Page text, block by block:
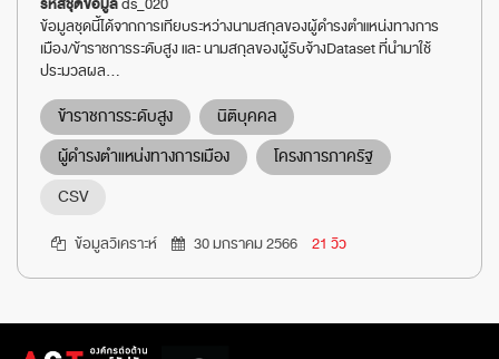
ข้อมูลชุดนี้ได้จากการเทียบระหว่างนามสกุลของผู้ดำรงตำแหน่งทางการ
เมือง/ข้าราชการระดับสูง และ นามสกุลของผู้รับจ้างDataset ที่นำมาใช้
ประมวลผล...
ข้าราชการระดับสูง
นิติบุคคล
ผู้ดำรงตำแหน่งทางการเมือง
โครงการภาครัฐ
CSV
ข้อมูลวิเคราะห์ 30 มกราคม 2566 21 วิว